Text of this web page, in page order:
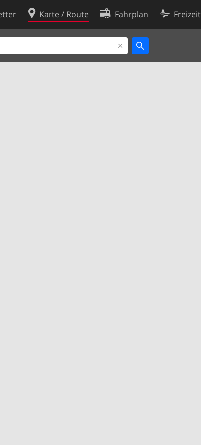
Karte / Route Fahrplan Freizeit
Cookie-Richtlinie
Cookie-Einstellungen